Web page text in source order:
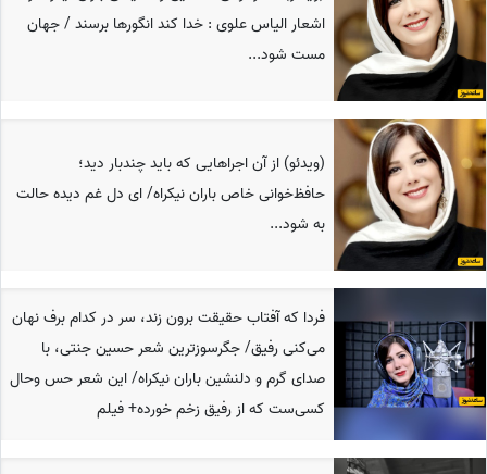
اشعار الیاس علوی : خدا کند انگورها برسند / جهان
مست شود...
(ویدئو) از آن اجراهایی که باید چندبار دید؛
حافظ‌خوانی خاص باران نیکراه/ ای دل غم دیده حالت
به شود...
فردا که آفتاب حقیقت برون زند، سر در کدام برف نهان
می‌کنی رفیق/ جگرسوزترین شعر حسین جنتی، با
صدای گرم و دلنشین باران نیکراه/ این شعر حس وحال
کسی‌ست که از رفیق زخم خورده+ فیلم